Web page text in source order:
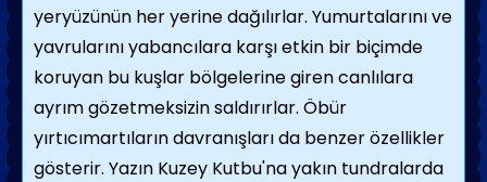
yeryüzünün her yerine dağılırlar. Yumurtalarını ve
yavrularını yabancılara kar­şı etkin bir biçimde
koruyan bu kuşlar bölge­lerine giren canlılara
ayrım gözetmeksizin saldırırlar. Öbür
yırtıcımartıların davranış­ları da benzer özellikler
gösterir. Yazın Ku­zey Kutbu'na yakın tundralarda